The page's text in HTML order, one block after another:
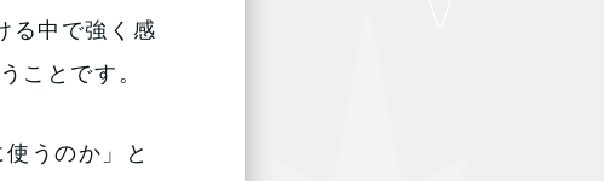
る中で強く感
ことです。
うのか」と